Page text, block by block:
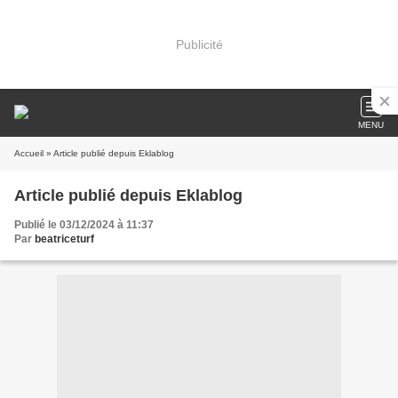
Publicité
MENU
Accueil » Article publié depuis Eklablog
Article publié depuis Eklablog
Publié le 03/12/2024 à 11:37
Par beatriceturf